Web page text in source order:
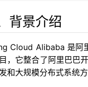
背景介绍
Cloud Alibaba 是阿
，它整合了阿里巴巴
和大规模分布式系统